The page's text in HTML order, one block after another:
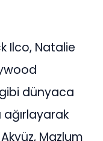
Ilco, Natalie
gibi dünyaca
Mazlum